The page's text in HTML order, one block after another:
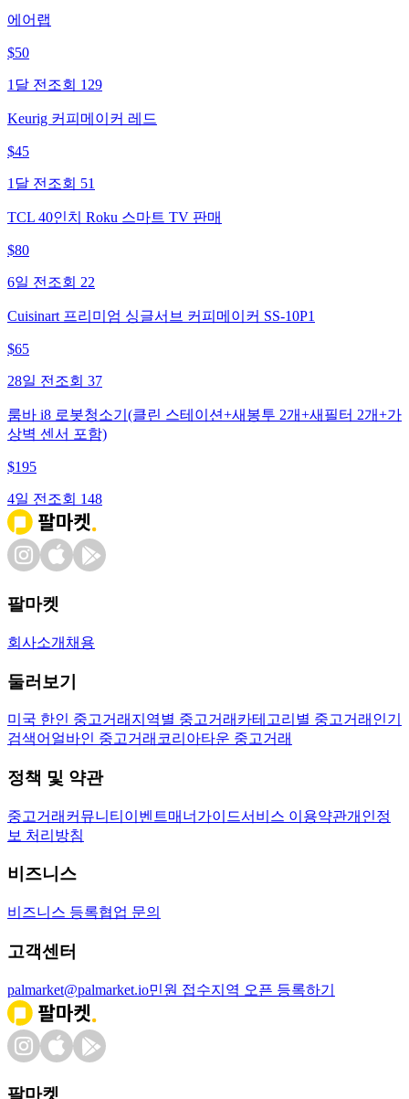
에어랩
$50
1달 전 조회 129
Keurig 커피메이커 레드
$45
1달 전 조회 51
TCL 40인치 Roku 스마트 TV 판매
$80
6일 전 조회 22
Cuisinart 프리미엄 싱글서브 커피메이커 SS-10P1
$65
28일 전 조회 37
룸바 i8 로봇청소기(클린 스테이션+새봉투 2개+새필터 2개+가
상벽 센서 포함)
$195
4일 전 조회 148
팔마켓
회사소개 채용
둘러보기
미국 한인 중고거래 지역별 중고거래 카테고리별 중고거래 인기
검색어 얼바인 중고거래 코리아타운 중고거래
정책 및 약관
중고거래 커뮤니티 이벤트매너가이드서비스 이용약관개인정
보 처리방침
비즈니스
비즈니스 등록협업 문의
고객센터
palmarket@palmarket.io민원 접수지역 오픈 등록하기
팔마켓